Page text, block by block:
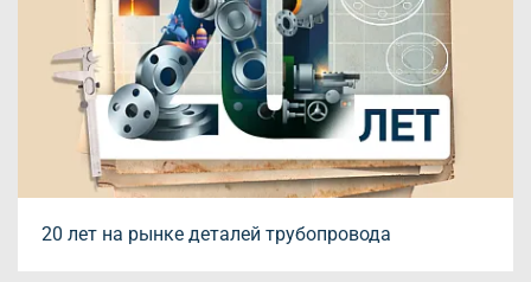
20 лет на рынке деталей трубопровода